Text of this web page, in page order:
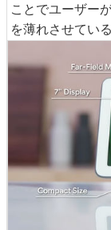
ことでユーザー
を薄れさせてい